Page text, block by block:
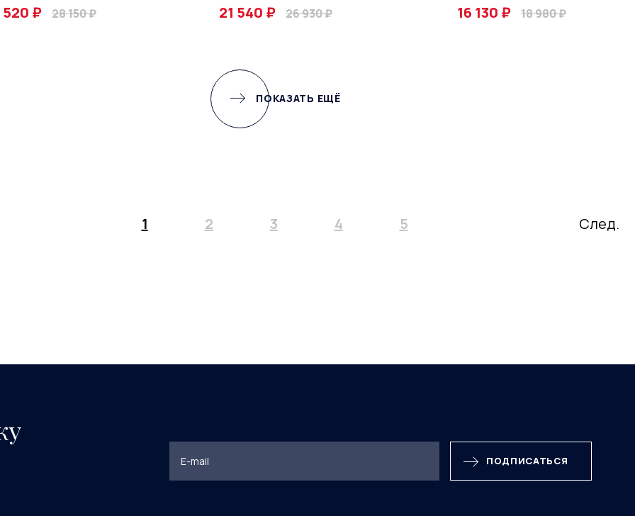
520 ₽
28 150 ₽
21 540 ₽
26 930 ₽
16 130 ₽
18 980 ₽
ПОКАЗАТЬ ЕЩЁ
1 2 3 4 5 След.
ПОДПИСАТЬСЯ